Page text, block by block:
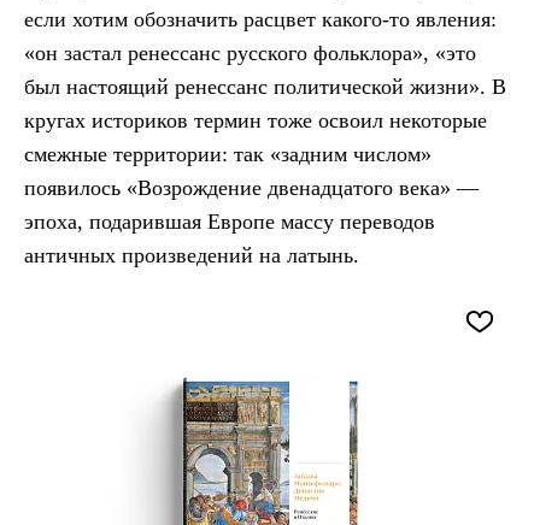
если хотим обозначить расцвет какого-то явления:
«он застал ренессанс русского фольклора», «это
был настоящий ренессанс политической жизни». В
кругах историков термин тоже освоил некоторые
смежные территории: так «задним числом»
появилось «Возрождение двенадцатого века» —
эпоха, подарившая Европе массу переводов
античных произведений на латынь.